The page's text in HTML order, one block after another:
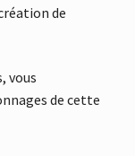
de
vous
de cette